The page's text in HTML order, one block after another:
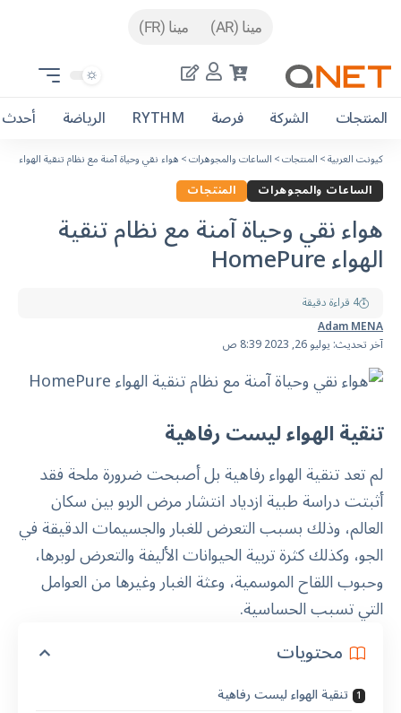
مينا (AR) مينا (FR)
المنتجات الشركة فرصة RYTHM الرياضة أحدث
كيونت العربية>المنتجات>الساعات والمجوهرات>هواء نقي وحياة آمنة مع نظام تنقية الهواء HomePure
الساعات والمجوهرات المنتجات
هواء نقي وحياة آمنة مع نظام تنقية
الهواء HomePure
آخر تحديث: يوليو 26, 2023 8:39 ص
Adam MENA
4 قراءة دقيقة
تنقية الهواء ليست رفاهية
لم تعد تنقية الهواء رفاهية بل أصبحت ضرورة ملحة فقد
أثبتت دراسة طبية ازدياد انتشار مرض الربو بين سكان
العالم، وذلك بسبب التعرض للغبار والجسيمات الدقيقة في
الجو، وكذلك كثرة تربية الحيوانات الأليفة والتعرض لوبرها،
وحبوب اللقاح الموسمية، وعثة الغبار وغيرها من العوامل
التي تسبب الحساسية.
محتويات
تنقية الهواء ليست رفاهية